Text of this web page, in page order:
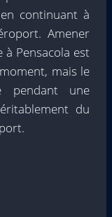
continuant à
Amener
Pensacola est
mais le
pendant une
du